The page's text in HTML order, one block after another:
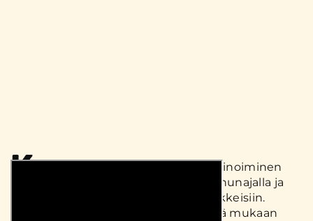
K
ananpojan paistileikkeiden marinoiminen
itse on helppoa. Alla esimerkki hunajalla ja
gochujangilla marinoituihin paistileikkeisiin.
Sekoita vain marinadin ainekset, lisää mukaan